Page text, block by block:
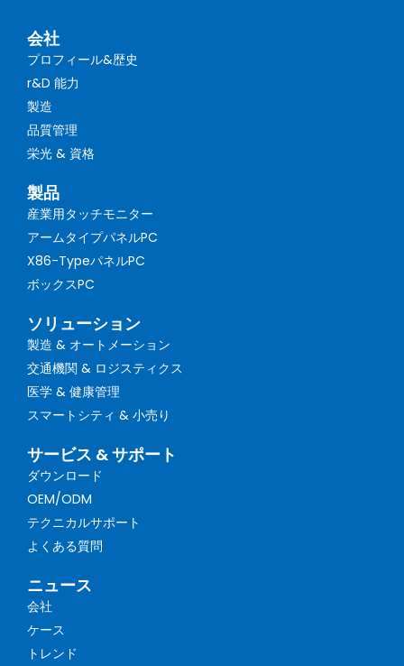
会社
プロフィール&歴史
r&D 能力
製造
品質管理
栄光 & 資格
製品
産業用タッチモニター
アームタイプパネルPC
X86-TypeパネルPC
ボックスPC
ソリューション
製造 & オートメーション
交通機関 & ロジスティクス
医学 & 健康管理
スマートシティ & 小売り
サービス & サポート
ダウンロード
OEM/ODM
テクニカルサポート
よくある質問
ニュース
会社
ケース
トレンド